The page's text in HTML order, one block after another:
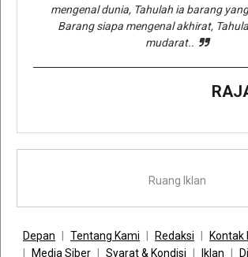
mengenal dunia, Tahulah ia barang
Barang siapa mengenal akhirat,
mudarat..
Ruang Iklan
Depan Tentang Kami Redaksi
Kontak
Media Siber
Syarat & Kondisi Iklan